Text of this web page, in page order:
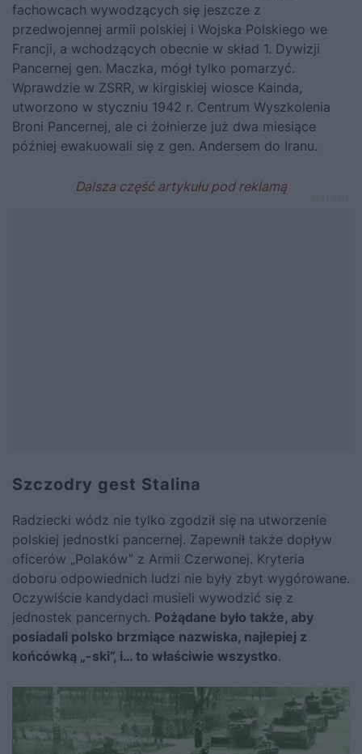
fachowcach wywodzących się jeszcze z
przedwojennej armii polskiej i Wojska Polskiego we
Francji, a wchodzących obecnie w skład 1. Dywizji
Pancernej gen. Maczka, mógł tylko pomarzyć.
Wprawdzie w ZSRR, w kirgiskiej wiosce Kainda,
utworzono w styczniu 1942 r. Centrum Wyszkolenia
Broni Pancernej, ale ci żołnierze już dwa miesiące
później ewakuowali się z gen. Andersem do Iranu.
Szczodry gest Stalina
Radziecki wódz nie tylko zgodził się na utworzenie
polskiej jednostki pancernej. Zapewnił także dopływ
oficerów „Polaków” z Armii Czerwonej. Kryteria
doboru odpowiednich ludzi nie były zbyt wygórowane.
Oczywiście kandydaci musieli wywodzić się z
jednostek pancernych. Pożądane było także, aby
posiadali polsko brzmiące nazwiska, najlepiej z
końcówką „-ski”, i… to właściwie wszystko.